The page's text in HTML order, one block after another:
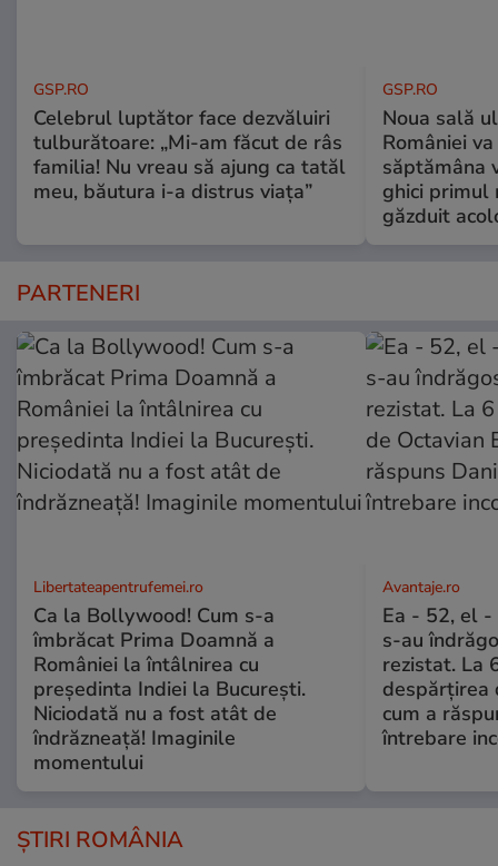
GSP.RO
Celebrul luptător face dezvăluiri
tulburătoare: „Mi-am făcut de râs
familia! Nu vreau să ajung ca tatăl
meu, băutura i-a distrus viața”
GSP.RO
Noua sală
României
săptămâna
ghici primul
găzduit
PARTENERI
Libertateapentrufemei.ro
Ca la Bollywood! Cum s-a
îmbrăcat Prima Doamnă a
României la întâlnirea cu
președinta Indiei la București.
Niciodată nu a fost atât de
îndrăzneață! Imaginile
momentului
Avantaje.ro
Ea - 52, el -
s-au
rezistat. La
despărțirea
cum a
întrebare
ȘTIRI ROMÂNIA